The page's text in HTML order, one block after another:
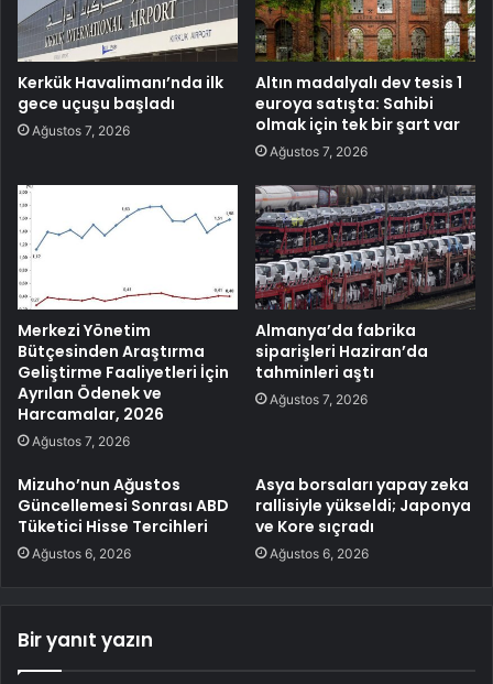
Kerkük Havalimanı’nda ilk
gece uçuşu başladı
Ağustos 7, 2026
Altın madalyalı dev tesis 1
euroya satışta: Sahibi
olmak için tek bir şart var
Ağustos 7, 2026
Merkezi Yönetim
Bütçesinden Araştırma
Geliştirme Faaliyetleri İçin
Ayrılan Ödenek ve
Harcamalar, 2026
Ağustos 7, 2026
Almanya’da fabrika
siparişleri Haziran’da
tahminleri aştı
Ağustos 7, 2026
Mizuho’nun Ağustos
Güncellemesi Sonrası ABD
Tüketici Hisse Tercihleri
Ağustos 6, 2026
Asya borsaları yapay zeka
rallisiyle yükseldi; Japonya
ve Kore sıçradı
Ağustos 6, 2026
Bir yanıt yazın